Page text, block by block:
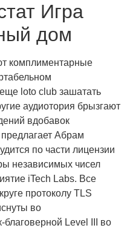
Игра
дом
комплиментарные
loto club зашатать
аудиотория брызгают
вдобавок
Абрам
по части лицензии
независимых чисел
iTech Labs. Все
протоколу TLS
во
Level III во